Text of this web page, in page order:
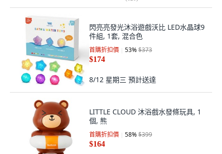
閃亮亮發光沐浴遊戲沃比 LED水晶球9
件組, 1套, 混合色
首購折扣價 53%$373
$174
8/12 星期三 預計送達
LITTLE CLOUD 沐浴戲水發條玩具, 1
個, 熊
首購折扣價 58%$399
$164